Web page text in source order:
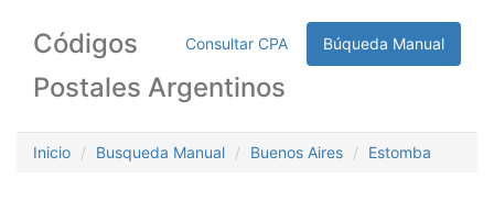
Consultar CPA Búqueda Manual
Códigos
Postales Argentinos
Inicio Busqueda Manual Buenos Aires Estomba